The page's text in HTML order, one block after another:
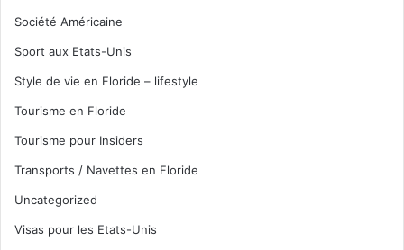
Société Américaine
Sport aux Etats-Unis
Style de vie en Floride – lifestyle
Tourisme en Floride
Tourisme pour Insiders
Transports / Navettes en Floride
Uncategorized
Visas pour les Etats-Unis